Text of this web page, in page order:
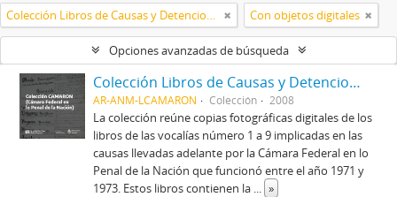
Colección Libros de Causas y Detenciones del CAMARON Con objetos digitales
Opciones avanzadas de búsqueda
Colección Libros de Causas y Detenciones del CAMARON
AR-ANM-LCAMARON Colección 2008
La colección reúne copias fotográficas digitales de los
libros de las vocalías número 1 a 9 implicadas en las
causas llevadas adelante por la Cámara Federal en lo
Penal de la Nación que funcionó entre el año 1971 y
1973. Estos libros contienen la ... »